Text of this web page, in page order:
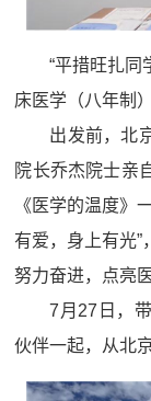
“平措旺扎
床医学（八年制
出发前，北
院长乔杰院士亲
《医学的温度》
有爱，身上有光
努力奋进，点亮
7月27日，
伙伴一起，从北